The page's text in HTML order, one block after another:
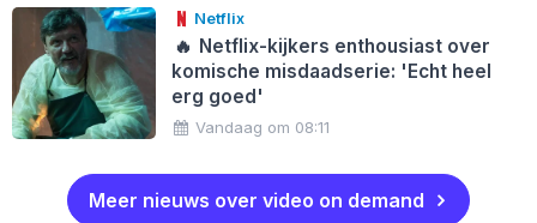
Netflix
🔥 Netflix-kijkers enthousiast over
komische misdaadserie: 'Echt heel
erg goed'
Vandaag om 08:11
Meer nieuws over video on demand